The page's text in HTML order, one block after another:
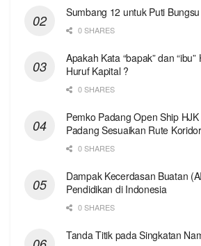
Sumbang 12 untuk Puti
0 SHARES
Apakah Kata “bapak” dan
Huruf Kapital ?
0 SHARES
Pemko Padang Open Ship
Padang Sesuaikan Rute
0 SHARES
Dampak Kecerdasan Buatan
Pendidikan di Indonesia
0 SHARES
Tanda Titik pada Singkatan